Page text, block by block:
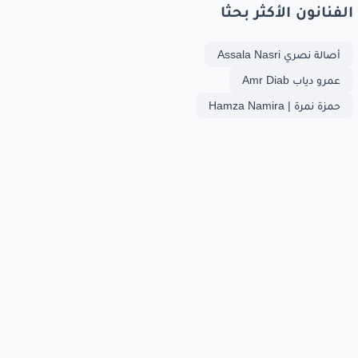
الفنانون الأكثر بحثا
أصالة نصري Assala Nasri
عمرو دياب Amr Diab
حمزة نمرة | Hamza Namira